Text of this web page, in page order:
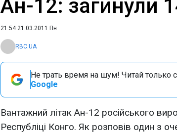
Ан-12: загинули
21:54 21.03.2011 Пн
RBC.UA
Не трать время на шум! Читай только
Google
Вантажний літак Ан-12 російського
Республіці Конго. Як розповів один з